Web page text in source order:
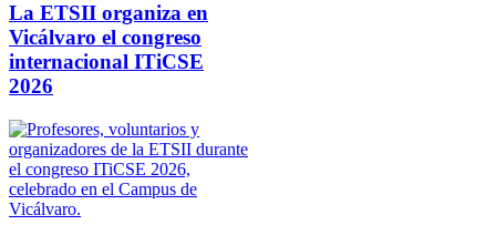
La ETSII organiza en
Vicálvaro el congreso
internacional ITiCSE
2026